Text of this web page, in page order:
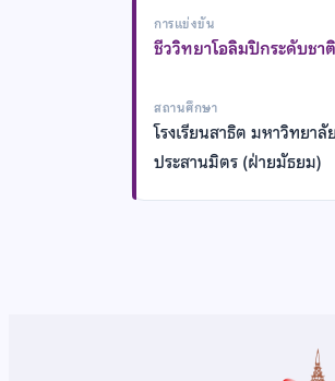
การแข่งขัน
ชีววิทยาโอลิมปิกระดับชา
สถานศึกษา
โรงเรียนสาธิต มหาวิทยา
ประสานมิตร (ฝ่ายมัธยม)